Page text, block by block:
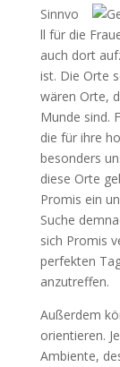
Sinnvo
ll für die
auch dort
ist. Die Orte
wären Orte,
Munde sind.
die für ihre
besonders
diese Orte
Promis ein
Suche
sich Promis
perfekten
anzutreffen.
Außerdem
orientieren.
Ambiente,